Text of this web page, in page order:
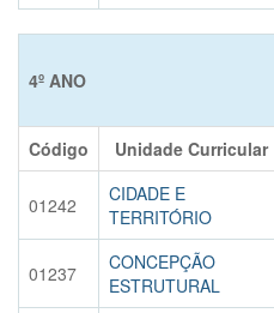
4º ANO
Código
Unidade Curricular
01242
CIDADE E
TERRITÓRIO
01237
CONCEPÇÃO
ESTRUTURAL